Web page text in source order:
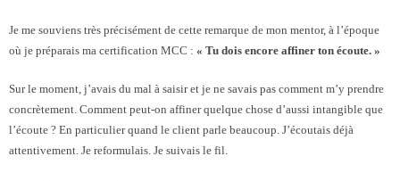
- - Mentoring de coach
Qui sommes-nous ?
Témoignages
Je me souviens très précisément de cette remarque de mon mentor, à l’époque
où je préparais ma certification MCC : « Tu dois encore affiner ton écoute. »
Sur le moment, j’avais du mal à saisir et je ne savais pas comment m’y prendre
concrètement. Comment peut-on affiner quelque chose d’aussi intangible que
l’écoute ? En particulier quand le client parle beaucoup. J’écoutais déjà
attentivement. Je reformulais. Je suivais le fil.